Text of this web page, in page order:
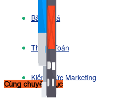
Bảng Giá
Thanh Toán
Kiến Thức Marketing
Cùng chuyên mục